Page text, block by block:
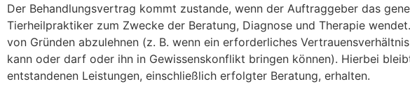
Der Behandlungsvertrag kommt zustande, wenn der Auftraggeber das
Tierheilpraktiker zum Zwecke der Beratung, Diagnose und Therapie
von Gründen abzulehnen (z. B. wenn ein erforderliches
kann oder darf oder ihn in Gewissenskonflikt bringen können). Hierbei
entstandenen Leistungen, einschließlich erfolgter Beratung, erhalten.